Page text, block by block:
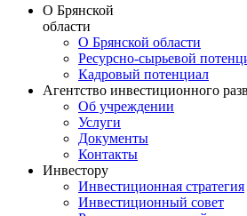
О Брянской
области
О Брянской области
Ресурсно-сырьевой
Кадровый потенциал
Агентство инвестиционного
Об учреждении
Услуги
Документы
Контакты
Инвестору
Инвестиционная стратегия
Инвестиционный совет